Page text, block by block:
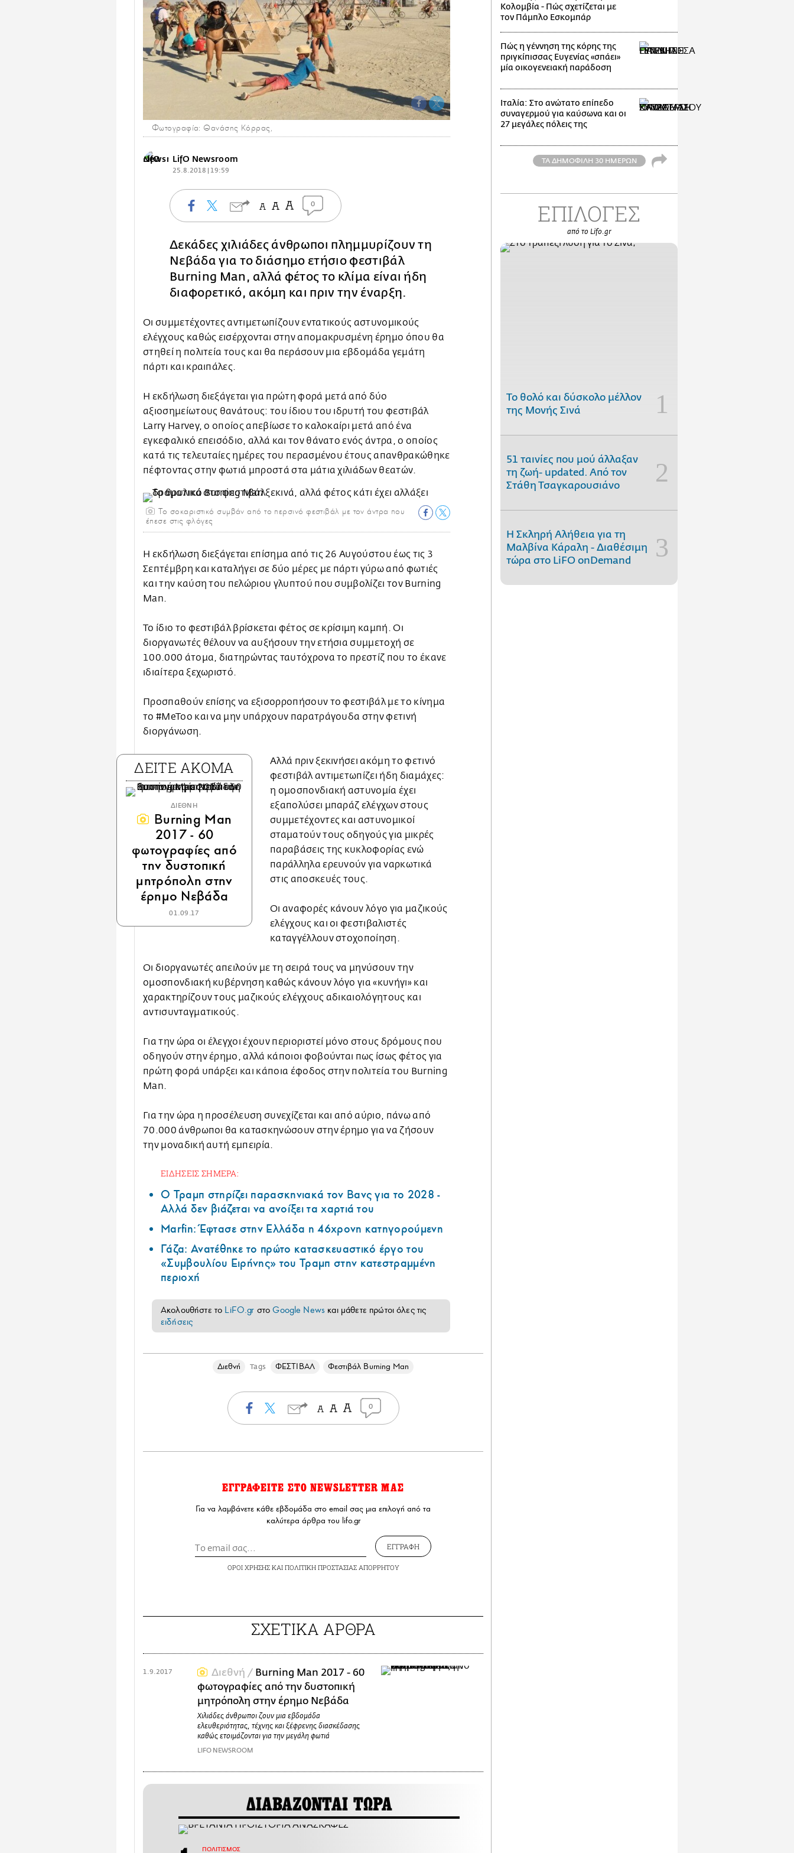
Φωτογραφία: Θανάσης Κόρρας,
LifO Newsroom
25.8.2018 | 19:59
0
Δεκάδες χιλιάδες άνθρωποι πλημμυρίζουν τη
Νεβάδα για το διάσημο ετήσιο φεστιβάλ
Burning Man, αλλά φέτος το κλίμα είναι ήδη
διαφορετικό, ακόμη και πριν την έναρξη.
Οι συμμετέχοντες αντιμετωπίζουν εντατικούς αστυνομικούς
ελέγχους καθώς εισέρχονται στην απομακρυσμένη έρημο όπου θα
στηθεί η πολιτεία τους και θα περάσουν μια εβδομάδα γεμάτη
πάρτι και κραιπάλες.
Η εκδήλωση διεξάγεται για πρώτη φορά μετά από δύο
αξιοσημείωτους θανάτους: του ίδιου του ιδρυτή του φεστιβάλ
Larry Harvey, ο οποίος απεβίωσε το καλοκαίρι μετά από ένα
εγκεφαλικό επεισόδιο, αλλά και τον θάνατο ενός άντρα, ο οποίος
κατά τις τελευταίες ημέρες του περασμένου έτους απανθρακώθηκε
πέφτοντας στην φωτιά μπροστά στα μάτια χιλιάδων θεατών.
To σοκαριστικό συμβάν από το περσινό φεστιβάλ με τον άντρα που
έπεσε στις φλόγες
Η εκδήλωση διεξάγεται επίσημα από τις 26 Αυγούστου έως τις 3
Σεπτέμβρη και καταλήγει σε δύο μέρες με πάρτι γύρω από φωτιές
και την καύση του πελώριου γλυπτού που συμβολίζει τον Burning
Man.
Το ίδιο το φεστιβάλ βρίσκεται φέτος σε κρίσιμη καμπή. Οι
διοργανωτές θέλουν να αυξήσουν την ετήσια συμμετοχή σε
100.000 άτομα, διατηρώντας ταυτόχρονα το πρεστίζ που το έκανε
ιδιαίτερα ξεχωριστό.
Προσπαθούν επίσης να εξισορροπήσουν το φεστιβάλ με το κίνημα
το #MeToo και να μην υπάρχουν παρατράγουδα στην φετινή
διοργάνωση.
ΔΕΙΤΕ ΑΚΟΜΑ
ΔΙΕΘΝΗ
Burning Man
2017 - 60
φωτογραφίες από
την δυστοπική
μητρόπολη στην
έρημο Νεβάδα
01.09.17
Αλλά πριν ξεκινήσει ακόμη το φετινό
φεστιβάλ αντιμετωπίζει ήδη διαμάχες:
η ομοσπονδιακή αστυνομία έχει
εξαπολύσει μπαράζ ελέγχων στους
συμμετέχοντες και αστυνομικοί
σταματούν τους οδηγούς για μικρές
παραβάσεις της κυκλοφορίας ενώ
παράλληλα ερευνούν για ναρκωτικά
στις αποσκευές τους.
Οι αναφορές κάνουν λόγο για μαζικούς
ελέγχους και οι φεστιβαλιστές
καταγγέλλουν στοχοποίηση.
Οι διοργανωτές απειλούν με τη σειρά τους να μηνύσουν την
ομοσπονδιακή κυβέρνηση καθώς κάνουν λόγο για «κυνήγι» και
χαρακτηρίζουν τους μαζικούς ελέγχους αδικαιολόγητους και
αντισυνταγματικούς.
Για την ώρα οι έλεγχοι έχουν περιοριστεί μόνο στους δρόμους που
οδηγούν στην έρημο, αλλά κάποιοι φοβούνται πως ίσως φέτος για
πρώτη φορά υπάρξει και κάποια έφοδος στην πολιτεία του Burning
Man.
Για την ώρα η προσέλευση συνεχίζεται και από αύριο, πάνω από
70.000 άνθρωποι θα κατασκηνώσουν στην έρημο για να ζήσουν
την μοναδική αυτή εμπειρία.
ΕΙΔΗΣΕΙΣ ΣΗΜΕΡΑ:
Ο Τραμπ στηρίζει παρασκηνιακά τον Βανς για το 2028 -
Αλλά δεν βιάζεται να ανοίξει τα χαρτιά του
Marfin: Έφτασε στην Ελλάδα η 46χρονη κατηγορούμενη
Γάζα: Ανατέθηκε το πρώτο κατασκευαστικό έργο του
«Συμβουλίου Ειρήνης» του Τραμπ στην κατεστραμμένη
περιοχή
Ακολουθήστε το LiFO.gr στοGoogle News και μάθετε πρώτοι όλες τις
ειδήσεις
Διεθνή Tags ΦΕΣΤΙΒΑΛ Φεστιβάλ Burning Man
0
ΕΓΓΡΑΦΕΙΤΕ ΣΤΟ NEWSLETTER ΜΑΣ
Για να λαμβάνετε κάθε εβδομάδα στο email σας μια επιλογή από τα
καλύτερα άρθρα του lifo.gr
ΕΓΓΡΑΦΗ
ΟΡΟΙ ΧΡΗΣΗΣΚΑΙ ΠΟΛΙΤΙΚΗ ΠΡΟΣΤΑΣΙΑΣ ΑΠΟΡΡΗΤΟΥ
ΣΧΕΤΙΚΑ ΑΡΘΡΑ
Διεθνή / Burning Man 2017 - 60
φωτογραφίες από την δυστοπική
μητρόπολη στην έρημο Νεβάδα
Χιλιάδες άνθρωποι ζουν μια εβδομάδα
ελευθεριότητας, τέχνης και ξέφρενης διασκέδασης
καθώς ετοιμάζονται για την μεγάλη φωτιά
LIFO NEWSROOM
1.9.2017
ΔΙΑΒΑΖΟΝΤΑΙ ΤΩΡΑ
ΠΟΛΙΤΙΣΜΟΣ
Κολομβία - Πώς σχετίζεται με
τον Πάμπλο Εσκομπάρ
Πώς η γέννηση της κόρης της
πριγκίπισσας Ευγενίας «σπάει»
μία οικογενειακή παράδοση
Ιταλία: Στο ανώτατο επίπεδο
συναγερμού για καύσωνα και οι
27 μεγάλες πόλεις της
ΤΑ ΔΗΜΟΦΙΛΗ 30 ΗΜΕΡΩΝ
ΕΠΙΛΟΓΕΣ
από το Lifo.gr
Το θολό και δύσκολο μέλλον
της Μονής Σινά
51 ταινίες που μού άλλαξαν
τη ζωή- updated. Aπό τον
Στάθη Τσαγκαρουσιάνο
Η Σκληρή Αλήθεια για τη
Μαλβίνα Κάραλη - Διαθέσιμη
τώρα στo LiFO onDemand